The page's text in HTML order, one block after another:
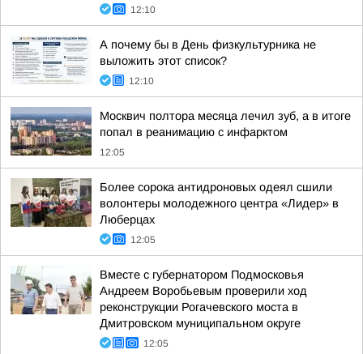
12:10
А почему бы в День физкультурника не
выложить этот список?
12:10
Москвич полтора месяца лечил зуб, а в итоге
попал в реанимацию с инфарктом
12:05
Более сорока антидроновых одеял сшили
волонтеры молодежного центра «Лидер» в
Люберцах
12:05
Вместе с губернатором Подмосковья
Андреем Воробьевым проверили ход
реконструкции Рогачевского моста в
Дмитровском муниципальном округе
12:05